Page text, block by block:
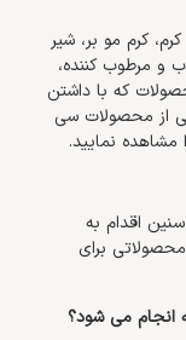
کرم مو بر، شیر
و مرطوب کننده،
که با داشتن
از محصولات سی
نمایید.
اقدام به
برای
می شود؟